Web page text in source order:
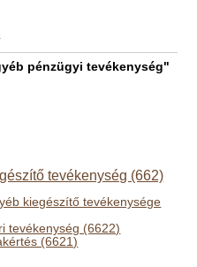
pénzügyi tevékenység"
tevékenység (662)
kiegészítő tevékenysége
tevékenység (6622)
(6621)